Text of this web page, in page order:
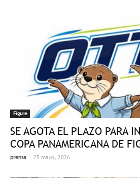
Figure
SE AGOTA EL PLAZO PARA
COPA PANAMERICANA DE
prensa - 25 mayo, 2026